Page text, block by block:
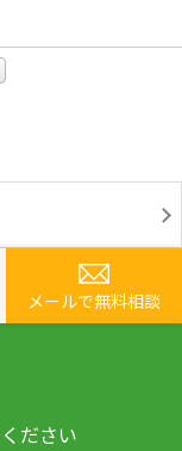
メールで無料相談
ださい